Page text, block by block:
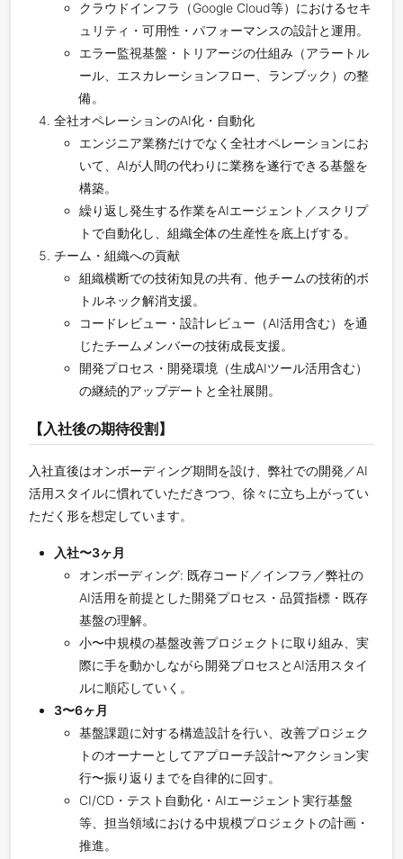
クラウドインフラ（Google Cloud等）におけるセキ
ュリティ・可用性・パフォーマンスの設計と運用。
エラー監視基盤・トリアージの仕組み（アラートル
ール、エスカレーションフロー、ランブック）の整
備。
全社オペレーションのAI化・自動化
エンジニア業務だけでなく全社オペレーションにお
いて、AIが人間の代わりに業務を遂行できる基盤を
構築。
繰り返し発生する作業をAIエージェント／スクリプ
トで自動化し、組織全体の生産性を底上げする。
チーム・組織への貢献
組織横断での技術知見の共有、他チームの技術的ボ
トルネック解消支援。
コードレビュー・設計レビュー（AI活用含む）を通
じたチームメンバーの技術成長支援。
開発プロセス・開発環境（生成AIツール活用含む）
の継続的アップデートと全社展開。
【入社後の期待役割】
入社直後はオンボーディング期間を設け、弊社での開発／AI
活用スタイルに慣れていただきつつ、徐々に立ち上がってい
ただく形を想定しています。
入社〜3ヶ月
オンボーディング: 既存コード／インフラ／弊社の
AI活用を前提とした開発プロセス・品質指標・既存
基盤の理解。
小〜中規模の基盤改善プロジェクトに取り組み、実
際に手を動かしながら開発プロセスとAI活用スタイ
ルに順応していく。
3〜6ヶ月
基盤課題に対する構造設計を行い、改善プロジェク
トのオーナーとしてアプローチ設計〜アクション実
行〜振り返りまでを自律的に回す。
CI/CD・テスト自動化・AIエージェント実行基盤
等、担当領域における中規模プロジェクトの計画・
推進。